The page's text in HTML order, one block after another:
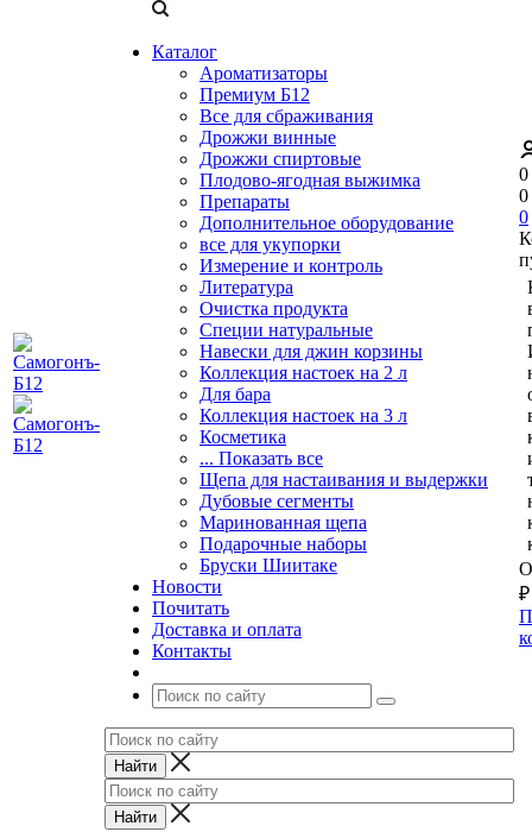
Каталог
Ароматизаторы
Премиум Б12
Все для сбраживания
Дрожжи винные
Дрожжи спиртовые
Плодово-ягодная выжимка
Препараты
Дополнительное оборудование
все для укупорки
Измерение и контроль
Литература
Очистка продукта
Специи натуральные
Навески для джин корзины
Коллекция настоек на 2 л
Для бара
Коллекция настоек на 3 л
Косметика
... Показать все
Щепа для настаивания и выдержки
Дубовые сегменты
Маринованная щепа
Подарочные наборы
Бруски Шиитаке
Новости
Почитать
Доставка и оплата
Контакты
0
0
0
₽